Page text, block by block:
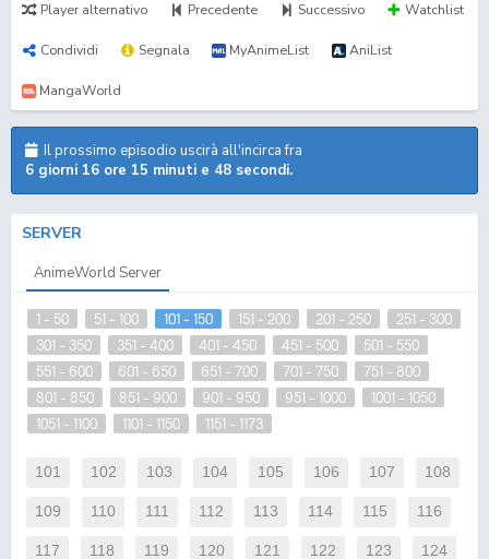
Player alternativo Precedente Successivo Watchlist
Condividi Segnala MyAnimeList AniList
MangaWorld
Il prossimo episodio uscirà all'incirca fra
6 giorni 16 ore 15 minuti e 47 secondi.
SERVER
AnimeWorld Server
1 - 50 51 - 100 101 - 150 151 - 200 201 - 250
251 - 300
301 - 350
351 - 400 401 - 450 451 - 500
501 - 550
551 - 600
601 - 650 651 - 700 701 - 750
751 - 800
801 - 850
851 - 900 901 - 950 951 - 1000
1001 - 1050
1051 - 1100
1101 - 1150 1151 - 1173
101 102 103 104 105 106 107 108
109 110 111 112 113 114 115 116
117 118 119 120 121 122 123 124